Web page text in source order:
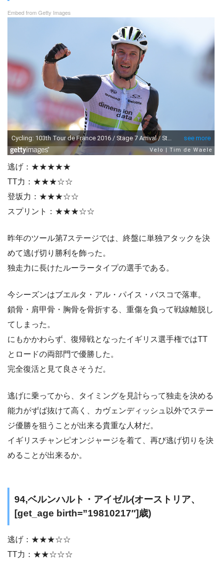
Embed from Getty Images
逃げ：★★★★★
TT力：★★★☆☆
登坂力：★★★☆☆
スプリント：★★★☆☆
昨年のツール第7ステージでは、終盤に単独アタックを決
めて逃げ切り勝利を飾った。
独走力に長けたルーラータイプの選手である。
今シーズンはブエルタ・アル・パイス・バスコで落車。
鎖骨・肩甲骨・胸骨を骨折する、重傷を負って戦線離脱し
てしまった。
にもかかわらず、復帰戦となったイギリス選手権ではTT
とロードの両部門で優勝した。
完全復活と見て良さそうだ。
逃げに乗ってから、タイミングを見計らって独走を決める
能力がずば抜けて高く、カヴェンディッシュ以外でステー
ジ優勝を狙うことが出来る貴重な人材だ。
イギリスチャンピオンジャージを着て、再び逃げ切りを決
めることが出来るか。
94,ベルンハルト・アイゼル(オーストリア、
[get_age birth=”19810217″]歳)
逃げ：★★★☆☆
TT力：★★☆☆☆